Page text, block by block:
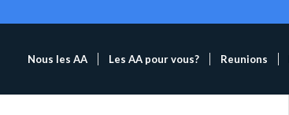
Nous les AA Les AA pour vous? Reunions